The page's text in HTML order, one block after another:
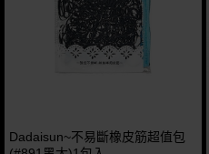
Dadaisun~不易斷橡皮筋超值包